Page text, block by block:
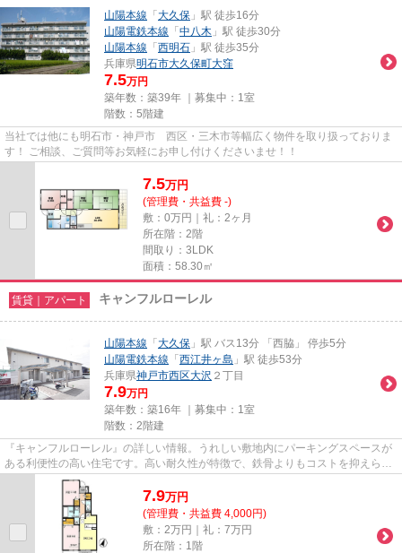
山陽本線 「 大久保 」駅 徒歩16分
山陽電鉄本線 「 中八木 」駅 徒歩30分
山陽本線 「 西明石 」駅 徒歩35分
兵庫県明石市大久保町大窪
7.5万円
築年数：築39年 ｜募集中： 1室
階数：5階建
当社では他にも明石市・神戸市 西区・三木市等幅広く物件を取り扱っておりま
す！ ご相談、ご質問等お気軽にお申し付けくださいませ！！
7.5万円
(管理費・共益費 -)
敷：0万円｜礼：2ヶ月
所在階：2階
間取り：3LDK
面積：58.30㎡
賃貸｜アパート キャンフルローレル
山陽本線 「 大久保 」駅 バス13分 「西脇」 停歩5分
山陽電鉄本線 「 西江井ヶ島 」駅 徒歩53分
兵庫県神戸市西区大沢 ２丁目
7.9万円
築年数：築16年 ｜募集中： 1室
階数：2階建
『キャンフルローレル』の詳しい情報。うれしい敷地内にパーキングスペースが
ある利便性の高い住宅です。高い耐久性が特徴で、鉄骨よりもコストを抑えられ
るのが軽量鉄骨です。全体的...
7.9万円
(管理費・共益費 4,000円)
敷：2万円｜礼：7万円
所在階：1階